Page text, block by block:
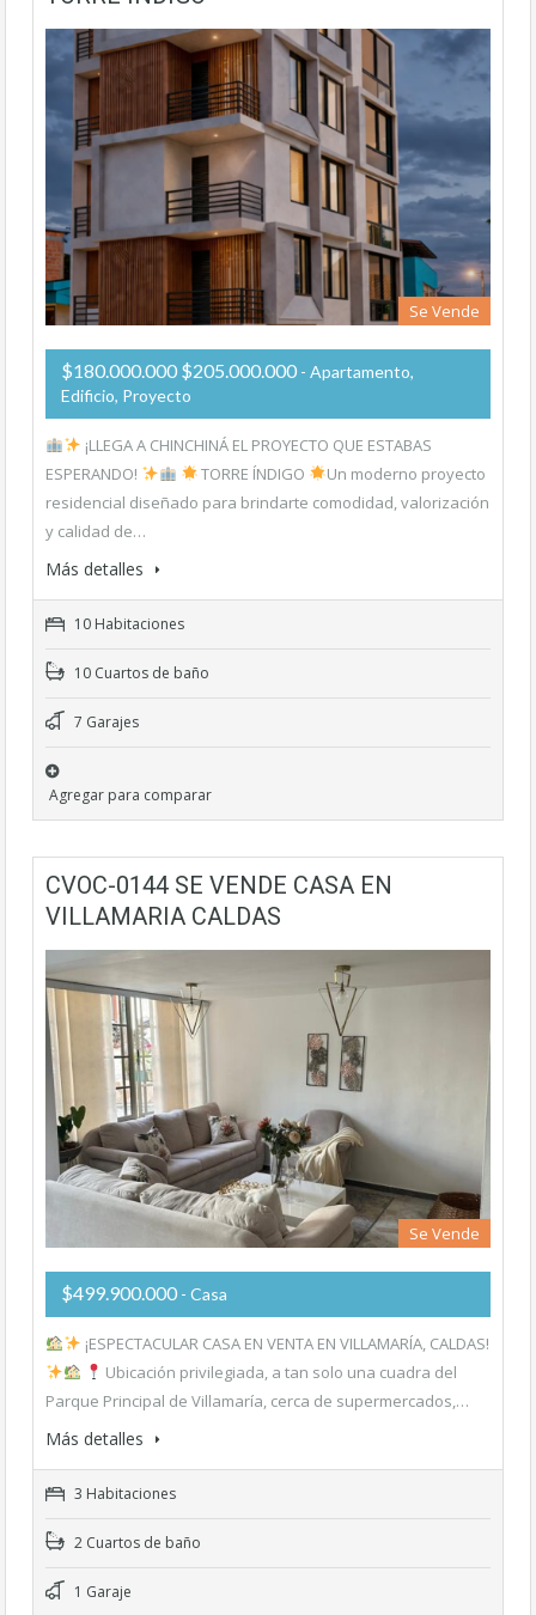
Se Vende
$180.000.000 $205.000.000 - Apartamento,
Edificio, Proyecto
¡LLEGA A CHINCHINÁ EL PROYECTO QUE ESTABAS
ESPERANDO!
TORRE ÍNDIGO
Un moderno proyecto
residencial diseñado para brindarte comodidad, valorización
y calidad de…
Más detalles
10 Habitaciones
10 Cuartos de baño
7 Garajes
Agregar para comparar
CVOC-0144 SE VENDE CASA EN
VILLAMARIA CALDAS
Se Vende
$499.900.000 - Casa
¡ESPECTACULAR CASA EN VENTA EN VILLAMARÍA, CALDAS!
Ubicación privilegiada, a tan solo una cuadra del
Parque Principal de Villamaría, cerca de supermercados,…
Más detalles
3 Habitaciones
2 Cuartos de baño
1 Garaje